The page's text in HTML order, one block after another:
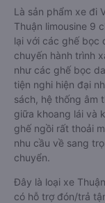
Là sản phẩm xe đi
Thuận limousine 9
lại với các ghế bọc
chuyến hành trình
như các ghế bọc
tiện nghi hiện đại
sách, hệ thống âm
giữa khoang lái và
ghế ngồi rất thoải
nhu cầu về sang
chuyển.
Đây là loại xe
có hỗ trợ đón/trả